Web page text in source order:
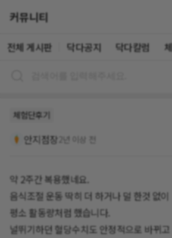
커뮤니티
전체 게시판 닥다공지 닥다칼럼
체험단후기
안지점장2년 이상 전
약 2주간 복용했네요.
음식조절 운동 딱히 더 하거나 덜 한것 없이
평소 활동량처럼 했습니다.
널뛰기하던 혈당수치도 안정적으로 바뀌고